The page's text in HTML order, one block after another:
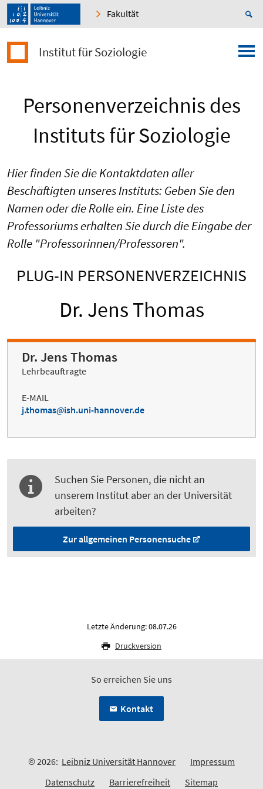
Fakultät
Institut für Soziologie
Personenverzeichnis des
Instituts für Soziologie
Hier finden Sie die Kontaktdaten aller
Beschäftigten unseres Instituts: Geben Sie den
Namen oder die Rolle ein. Eine Liste des
Professoriums erhalten Sie durch die Eingabe der
Rolle "Professorinnen/Professoren".
PLUG-IN PERSONENVERZEICHNIS
Dr. Jens Thomas
Dr. Jens Thomas
Lehrbeauftragte
E-MAIL
j.thomas
ish.uni-hannover.de
Suchen Sie Personen, die nicht an
unserem Institut aber an der Universität
arbeiten?
Zur allgemeinen Personensuche
Letzte Änderung: 08.07.26
Druckversion
So erreichen Sie uns
Kontakt
© 2026: Leibniz Universität Hannover
Impressum
Datenschutz
Barrierefreiheit Sitemap